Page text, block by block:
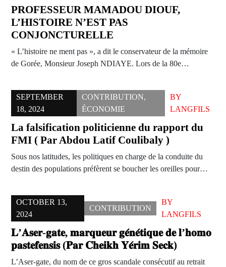
PROFESSEUR MAMADOU DIOUF,
L’HISTOIRE N’EST PAS
CONJONCTURELLE
« L’histoire ne ment pas », a dit le conservateur de la mémoire
de Gorée, Monsieur Joseph NDIAYE. Lors de la 80e…
SEPTEMBER
18, 2024
CONTRIBUTION,
ÉCONOMIE
BY
LANGFILS
La falsification politicienne du rapport du
FMI ( Par Abdou Latif Coulibaly )
Sous nos latitudes, les politiques en charge de la conduite du
destin des populations préfèrent se boucher les oreilles pour…
OCTOBER 13,
2024
CONTRIBUTION
BY
LANGFILS
𝐋’𝐀𝐬𝐞𝐫-𝐠𝐚𝐭𝐞, 𝐦𝐚𝐫𝐪𝐮𝐞𝐮𝐫 𝐠𝐞́𝐧𝐞́𝐭𝐢𝐪𝐮𝐞 𝐝𝐞 𝐥’𝐡𝐨𝐦𝐨
𝐩𝐚𝐬𝐭𝐞𝐟𝐞𝐧𝐬𝐢𝐬 (𝐏𝐚𝐫 𝐂𝐡𝐞𝐢𝐤𝐡 𝐘𝐞́𝐫𝐢𝐦 𝐒𝐞𝐜𝐤)
L’Aser-gate, du nom de ce gros scandale consécutif au retrait